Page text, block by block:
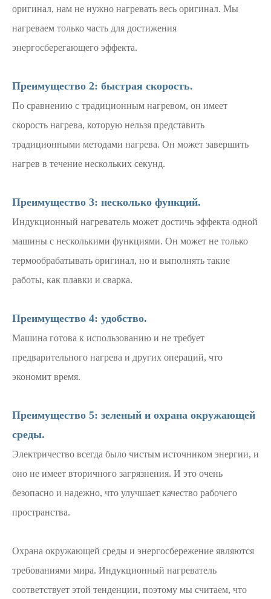
оригинал, нам не нужно нагревать весь оригинал. Мы
нагреваем только часть для достижения
энергосберегающего эффекта.
Преимущество 2: быстрая скорость.
По сравнению с традиционным нагревом, он имеет
скорость нагрева, которую нельзя представить
традиционными методами нагрева. Он может завершить
нагрев в течение нескольких секунд.
Преимущество 3: несколько функций.
Индукционный нагреватель может достичь эффекта одной
машины с несколькими функциями. Он может не только
термообрабатывать оригинал, но и выполнять такие
работы, как плавки и сварка.
Преимущество 4: удобство.
Машина готова к использованию и не требует
предварительного нагрева и других операций, что
экономит время.
Преимущество 5: зеленый и охрана окружающей
среды.
Электричество всегда было чистым источником энергии, и
оно не имеет вторичного загрязнения. И это очень
безопасно и надежно, что улучшает качество рабочего
пространства.
Охрана окружающей среды и энергосбережение являются
требованиями мира. Индукционный нагреватель
соответствует этой тенденции, поэтому мы считаем, что